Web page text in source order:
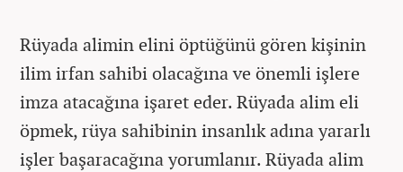
Rüyada alimin elini öptüğünü gören kişinin
ilim irfan sahibi olacağına ve önemli işlere
imza atacağına işaret eder. Rüyada alim eli
öpmek, rüya sahibinin insanlık adına yararlı
işler başaracağına yorumlanır. Rüyada alim